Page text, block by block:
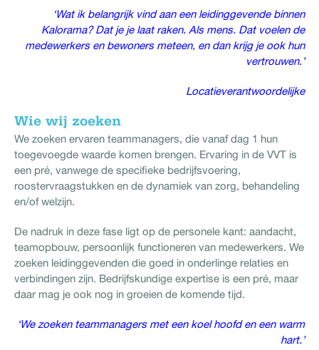
‘Wat ik belangrijk vind aan een leidinggevende binnen
Kalorama? Dat je je laat raken. Als mens. Dat voelen de
medewerkers en bewoners meteen, en dan krijg je ook hun
vertrouwen.’
Locatieverantwoordelijke
Wie wij zoeken
We zoeken ervaren teammanagers, die vanaf dag 1 hun
toegevoegde waarde komen brengen. Ervaring in de VVT is
een pré, vanwege de specifieke bedrijfsvoering,
roostervraagstukken en de dynamiek van zorg, behandeling
en/of welzijn.
De nadruk in deze fase ligt op de personele kant: aandacht,
teamopbouw, persoonlijk functioneren van medewerkers. We
zoeken leidinggevenden die goed in onderlinge relaties en
verbindingen zijn. Bedrijfskundige expertise is een pré, maar
daar mag je ook nog in groeien de komende tijd.
‘We zoeken teammanagers met een koel hoofd en een warm
hart.’